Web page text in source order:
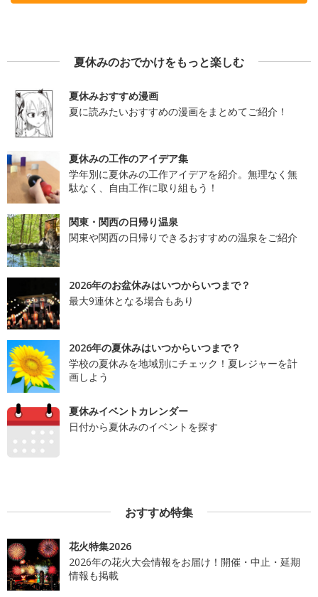
夏休みのおでかけをもっと楽しむ
夏休みおすすめ漫画
夏に読みたいおすすめの漫画をまとめてご紹介！
夏休みの工作のアイデア集
学年別に夏休みの工作アイデアを紹介。無理なく無
駄なく、自由工作に取り組もう！
関東・関西の日帰り温泉
関東や関西の日帰りできるおすすめの温泉をご紹介
2026年のお盆休みはいつからいつまで？
最大9連休となる場合もあり
2026年の夏休みはいつからいつまで？
学校の夏休みを地域別にチェック！夏レジャーを計
画しよう
夏休みイベントカレンダー
日付から夏休みのイベントを探す
おすすめ特集
花火特集2026
2026年の花火大会情報をお届け！開催・中止・延期
情報も掲載